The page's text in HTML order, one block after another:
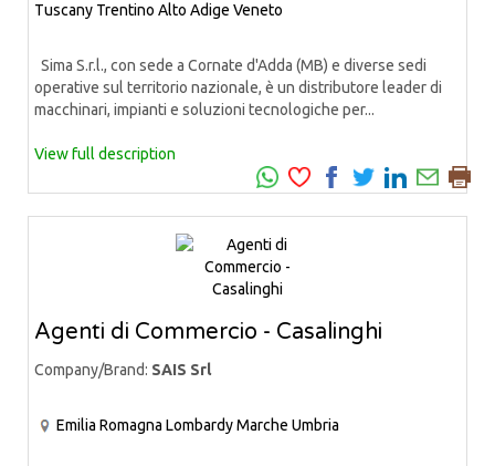
Tuscany Trentino Alto Adige Veneto
Sima S.r.l., con sede a Cornate d'Adda (MB) e diverse sedi
operative sul territorio nazionale, è un distributore leader di
macchinari, impianti e soluzioni tecnologiche per...
View full description
Agenti di Commercio - Casalinghi
Company/Brand: SAIS Srl
Emilia Romagna LombardyMarche Umbria